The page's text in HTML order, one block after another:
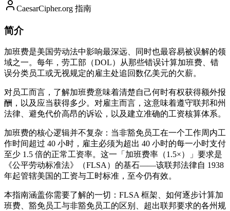
CaesarCipher.org 指南
简介
加班费是美国劳动法中影响最深远、同时也最容易被误解的领
域之一。每年，劳工部（DOL）从那些错误计算加班费、错
误分类员工或无视规定的雇主处追回数亿美元的欠薪。
对员工而言，了解加班费意味着清楚自己何时有权获得额外报
酬，以及应当获得多少。对雇主而言，这意味着遵守联邦和州
法律、避免代价高昂的诉讼，以及建立准确的工资核算体系。
加班费的核心逻辑并不复杂：当非豁免员工在一个工作周内工
作时间超过 40 小时，雇主必须为超出 40 小时的每一小时支付
至少 1.5 倍的正常工资率。这一「加班费率（1.5×）」要求是
《公平劳动标准法》（FLSA）的基石——该联邦法律自 1938
年起管辖美国的工资与工时标准，至今仍有效。
本指南涵盖你需要了解的一切：FLSA 框架、如何逐步计算加
班费、豁免员工与非豁免员工的区别、超出联邦要求的各州规